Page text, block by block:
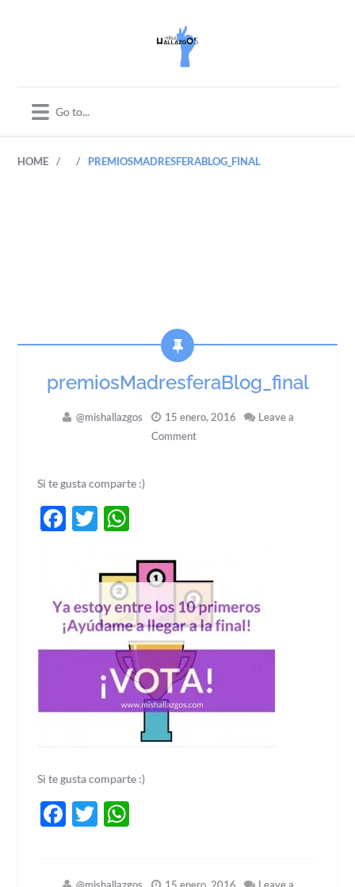
HOME / / PREMIOSMADRESFERABLOG_FINAL
premiosMadresferaBlog_final
@mishallazgos 15 enero, 2016
Leave a
Comment
Si te gusta comparte :)
Facebook
Twitter
Si te gusta comparte :)
Facebook
Twitter